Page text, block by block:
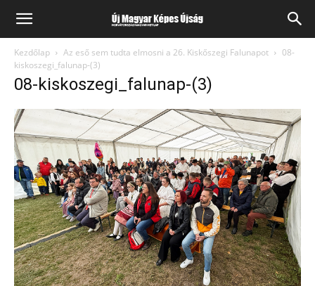
Kezdőlap Az eső sem tudta elmosni a 26. Kiskőszegi Falunapot
08-
kiskoszegi_falunap-(3)
08-kiskoszegi_falunap-(3)